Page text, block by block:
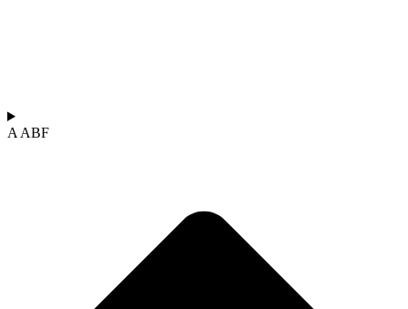
A ABF